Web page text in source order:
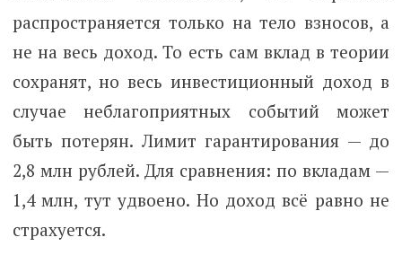
распространяется только на тело взносов, а
не на весь доход. То есть сам вклад в теории
сохранят, но весь инвестиционный доход в
случае неблагоприятных событий может
быть потерян. Лимит гарантирования — до
2,8 млн рублей. Для сравнения: по вкладам —
1,4 млн, тут удвоено. Но доход всё равно не
страхуется.